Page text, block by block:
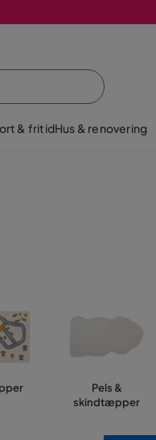
& fritidHus & renovering
Pels &
skindtæpper